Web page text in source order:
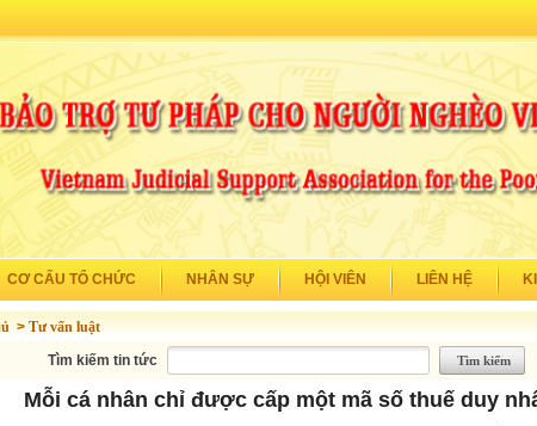
CƠ CẤU TỔ CHỨC NHÂN SỰ HỘI VIÊN LIÊN HỆ
> Tư vấn luật
Tìm kiếm tin tức
Mỗi cá nhân chỉ được cấp một mã số thuế duy